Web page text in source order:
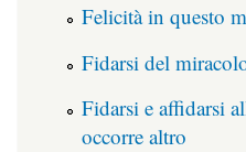
Felicità in questo
Fidarsi del
Fidarsi e affidarsi
occorre altro